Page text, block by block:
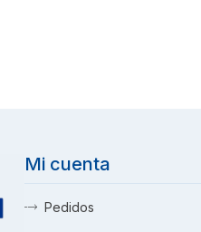
Mi cuenta
Pedidos